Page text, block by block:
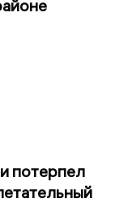
потерпел